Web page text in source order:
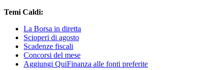
Temi Caldi:
La Borsa in diretta
Scioperi di agosto
Scadenze fiscali
Concorsi del mese
Aggiungi QuiFinanza alle fonti preferite